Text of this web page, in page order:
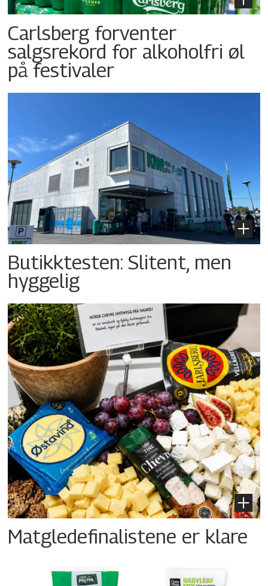
Carlsberg forventer
salgsrekord for alkoholfri øl
på festivaler
Butikktesten: Slitent, men
hyggelig
Matgledefinalistene er klare